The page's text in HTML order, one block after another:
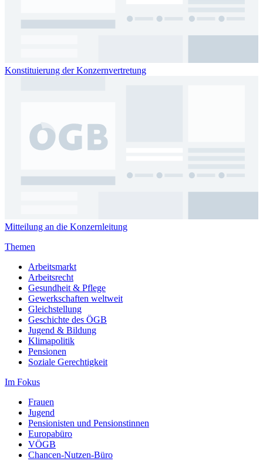
Konstituierung der Konzernvertretung
Mitteilung an die Konzernleitung
Themen
Arbeitsmarkt
Arbeitsrecht
Gesundheit & Pflege
Gewerkschaften weltweit
Gleichstellung
Geschichte des ÖGB
Jugend & Bildung
Klimapolitik
Pensionen
Soziale Gerechtigkeit
Im Fokus
Frauen
Jugend
Pensionisten und Pensionstinnen
Europabüro
VÖGB
Chancen-Nutzen-Büro